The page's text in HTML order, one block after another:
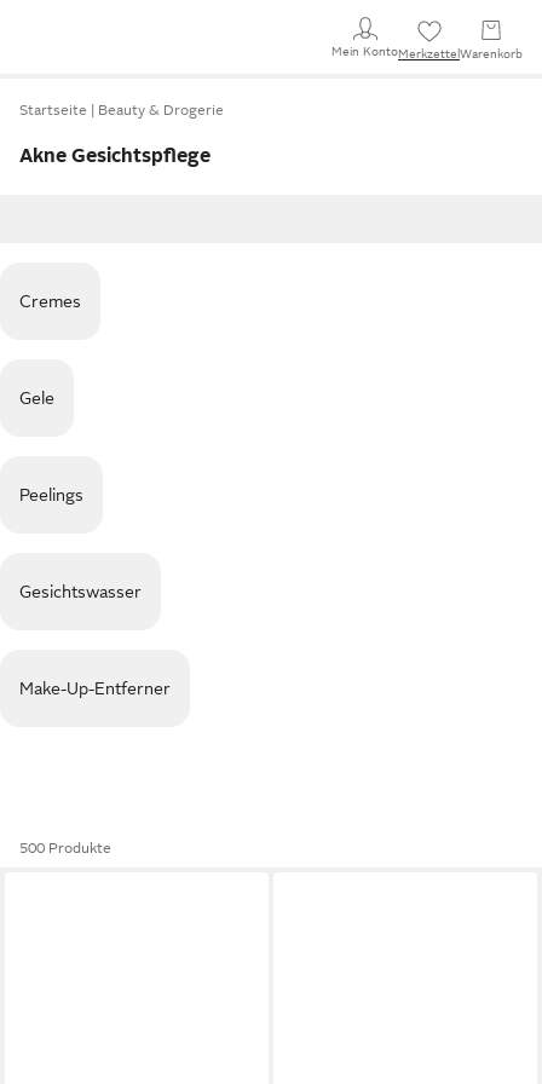
Mein KontoMerkzettel Warenkorb
Startseite Beauty & Drogerie
Akne Gesichtspflege
Cremes
Gele
Peelings
Gesichtswasser
Make-Up-Entferner
500 Produkte